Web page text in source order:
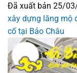
Đã xuất bản 25/
xây dựng lăng mộ
cố tại Bảo Châu